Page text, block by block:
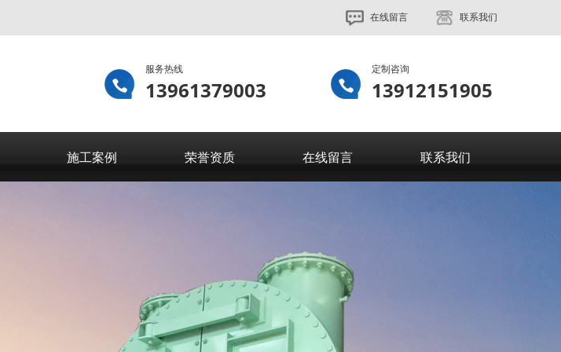
在线留言 联系我们
服务热线
13961379003
定制咨询
13912151905
施工案例 荣誉资质 在线留言 联系我们